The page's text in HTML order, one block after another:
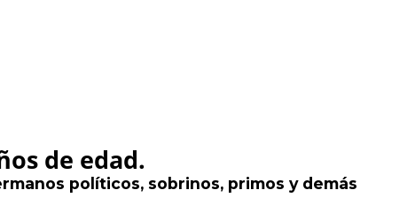
de edad.
políticos, sobrinos, primos y demás